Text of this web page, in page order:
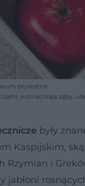
prywatne
wzmacniają zęby,
były
Kaspijskim,
Rzymian i
jabłoni